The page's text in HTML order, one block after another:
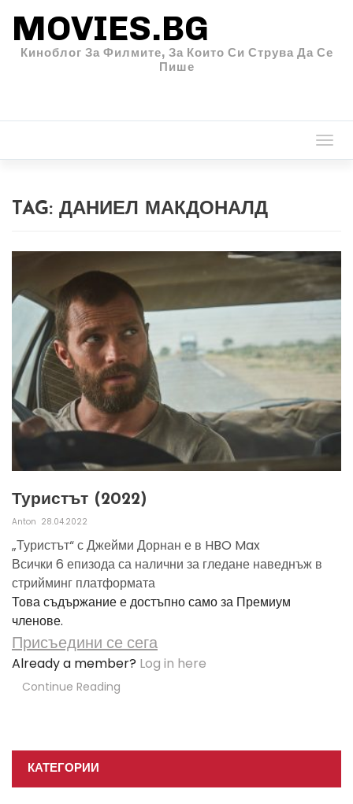
MOVIES.BG
Киноблог За Филмите, За Които Си Струва Да Се
Пише
TAG: ДАНИЕЛ МАКДОНАЛД
Туристът (2022)
Anton 28.04.2022
„Туристът“ с Джейми Дорнан е в HBO Max
Всички 6 епизода са налични за гледане наведнъж в
стрийминг платформата
Това съдържание е достъпно само за Премиум
членове.
Присъедини се сега
Already a member? Log in here
Continue Reading
КАТЕГОРИИ